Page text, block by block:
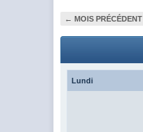
← MOIS PRÉCÉDENT
Lundi